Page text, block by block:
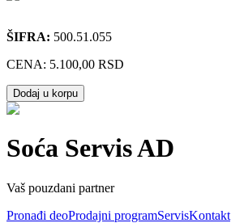
ŠIFRA: 500.51.055
CENA: 5.100,00 RSD
Dodaj u korpu
Soća Servis AD
Vaš pouzdani partner
Pronađi deoProdajni programServisKontakt